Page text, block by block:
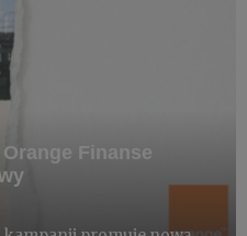
Finanse